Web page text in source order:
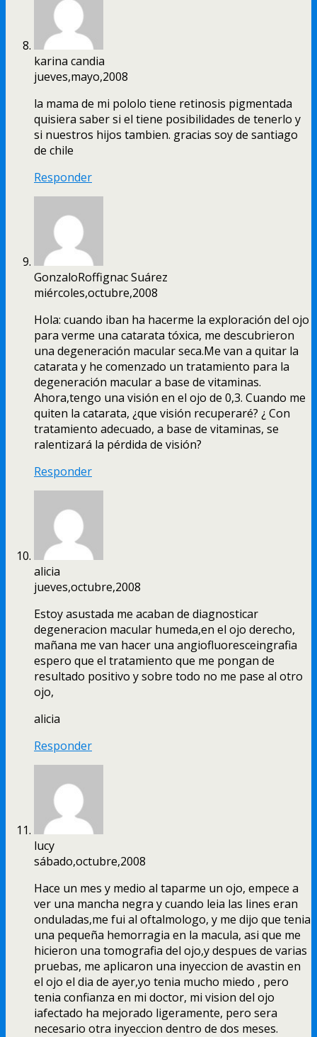
karina candia
jueves,mayo,2008
la mama de mi pololo tiene retinosis pigmentada
quisiera saber si el tiene posibilidades de tenerlo y
si nuestros hijos tambien. gracias soy de santiago
de chile
Responder
GonzaloRoffignac Suárez
miércoles,octubre,2008
Hola: cuando iban ha hacerme la exploración del ojo
para verme una catarata tóxica, me descubrieron
una degeneración macular seca.Me van a quitar la
catarata y he comenzado un tratamiento para la
degeneración macular a base de vitaminas.
Ahora,tengo una visión en el ojo de 0,3. Cuando me
quiten la catarata, ¿que visión recuperaré? ¿ Con
tratamiento adecuado, a base de vitaminas, se
ralentizará la pérdida de visión?
Responder
alicia
jueves,octubre,2008
Estoy asustada me acaban de diagnosticar
degeneracion macular humeda,en el ojo derecho,
mañana me van hacer una angiofluoresceingrafia
espero que el tratamiento que me pongan de
resultado positivo y sobre todo no me pase al otro
ojo,
alicia
Responder
lucy
sábado,octubre,2008
Hace un mes y medio al taparme un ojo, empece a
ver una mancha negra y cuando leia las lines eran
onduladas,me fui al oftalmologo, y me dijo que tenia
una pequeña hemorragia en la macula, asi que me
hicieron una tomografia del ojo,y despues de varias
pruebas, me aplicaron una inyeccion de avastin en
el ojo el dia de ayer,yo tenia mucho miedo , pero
tenia confianza en mi doctor, mi vision del ojo
iafectado ha mejorado ligeramente, pero sera
necesario otra inyeccion dentro de dos meses.